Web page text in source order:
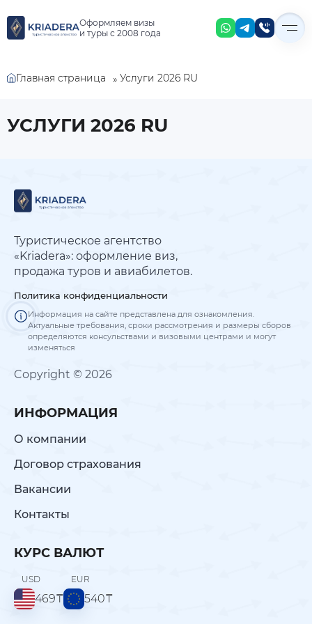
Оформляем визы
и туры с 2008 года
Главная страница » Услуги 2026 RU
УСЛУГИ 2026 RU
Туристическое агентство
«Kriadera»: оформление виз,
продажа туров и авиабилетов.
Политика конфиденциальности
Информация на сайте представлена для ознакомления.
Актуальные требования, сроки рассмотрения и размеры сборов
определяются консульствами и визовыми центрами и могут
изменяться
Copyright © 2026
ИНФОРМАЦИЯ
О компании
Договор страхования
Вакансии
Контакты
КУРС ВАЛЮТ
USD
469₸
EUR
540₸